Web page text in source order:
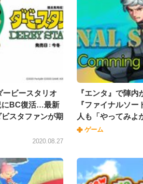
ビースタリオ
にBC復活…最新
スタファンが期
2020.08.27
『エンタ』で陣内
『ファイナルソー
人も「やってみよ
ゲーム